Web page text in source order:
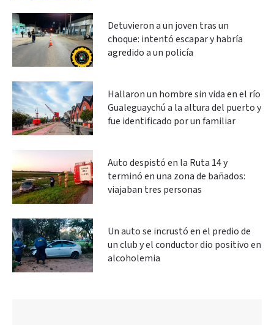
Detuvieron a un joven tras un
choque: intentó escapar y habría
agredido a un policía
Hallaron un hombre sin vida en el río
Gualeguaychú a la altura del puerto y
fue identificado por un familiar
Auto despistó en la Ruta 14 y
terminó en una zona de bañados:
viajaban tres personas
Un auto se incrustó en el predio de
un club y el conductor dio positivo en
alcoholemia